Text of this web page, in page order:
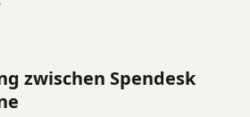
zwischen Spendesk